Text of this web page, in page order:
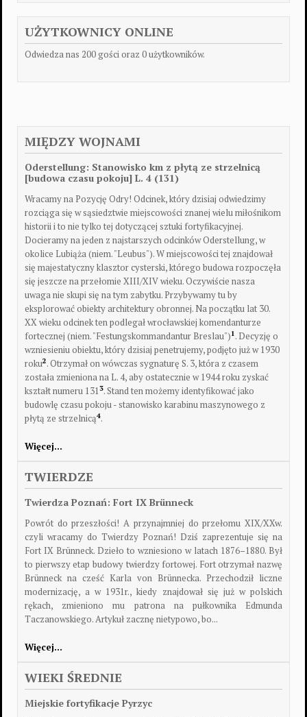
UŻYTKOWNICY ONLINE
Odwiedza nas 200 gości oraz 0 użytkowników.
MIĘDZY WOJNAMI
Oderstellung: Stanowisko km z płytą ze strzelnicą
[budowa czasu pokoju] L. 4 (131)
Wracamy na Pozycję Odry! Odcinek, który dzisiaj odwiedzimy
rozciąga się w sąsiedztwie miejscowości znanej wielu miłośnikom
historii i to nie tylko tej dotyczącej sztuki fortyfikacyjnej.
Docieramy na jeden z najstarszych odcinków Oderstellung, w
okolice Lubiąża (niem. "Leubus"). W miejscowości tej znajdował
się majestatyczny klasztor cysterski, którego budowa rozpoczęła
się jeszcze na przełomie XIII/XIV wieku. Oczywiście nasza
uwaga nie skupi się na tym zabytku. Przybywamy tu by
eksplorować obiekty architektury obronnej. Na początku lat 30.
XX wieku odcinek ten podlegał wrocławskiej komendanturze
fortecznej (niem. "Festungskommandantur Breslau")1. Decyzję o
wzniesieniu obiektu, który dzisiaj penetrujemy, podjęto już w 1930
roku2. Otrzymał on wówczas sygnaturę S. 3, która z czasem
została zmieniona na L. 4, aby ostatecznie w 1944 roku zyskać
kształt numeru 1313. Stand ten możemy identyfikować jako
budowlę czasu pokoju - stanowisko karabinu maszynowego z
płytą ze strzelnicą4.
Więcej…
TWIERDZE
Twierdza Poznań: Fort IX Brünneck
Powrót do przeszłości!A przynajmniej do przełomu XIX/XXw.
czyli wracamy do Twierdzy Poznań! Dziś zaprezentuje się na
Fort IX Brünneck. Dzieło to wzniesiono w latach 1876–1880. Był
to pierwszy etap budowy twierdzy fortowej. Fort otrzymał nazwę
Brünneck na cześć Karla von Brünnecka. Przechodził liczne
modernizację, a w 1931r., kiedy znajdował się już w polskich
rękach, zmieniono mu patrona na pułkownika Edmunda
Taczanowskiego. Artykuł zacznę nietypowo, bo...
Więcej…
WIEKI ŚREDNIE
Miejskie fortyfikacje Pyrzyc